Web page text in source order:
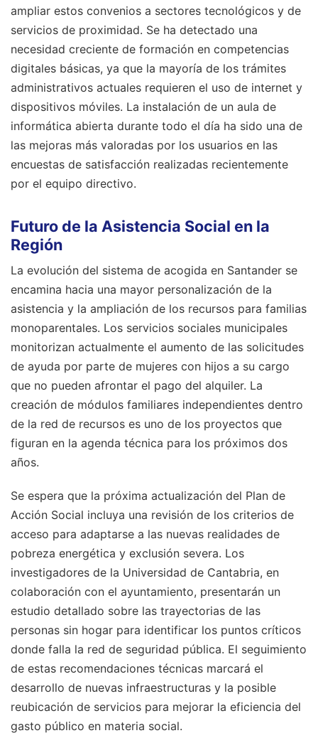
ampliar estos convenios a sectores tecnológicos y de
servicios de proximidad. Se ha detectado una
necesidad creciente de formación en competencias
digitales básicas, ya que la mayoría de los trámites
administrativos actuales requieren el uso de internet y
dispositivos móviles. La instalación de un aula de
informática abierta durante todo el día ha sido una de
las mejoras más valoradas por los usuarios en las
encuestas de satisfacción realizadas recientemente
por el equipo directivo.
Futuro de la Asistencia Social en la
Región
La evolución del sistema de acogida en Santander se
encamina hacia una mayor personalización de la
asistencia y la ampliación de los recursos para familias
monoparentales. Los servicios sociales municipales
monitorizan actualmente el aumento de las solicitudes
de ayuda por parte de mujeres con hijos a su cargo
que no pueden afrontar el pago del alquiler. La
creación de módulos familiares independientes dentro
de la red de recursos es uno de los proyectos que
figuran en la agenda técnica para los próximos dos
años.
Se espera que la próxima actualización del Plan de
Acción Social incluya una revisión de los criterios de
acceso para adaptarse a las nuevas realidades de
pobreza energética y exclusión severa. Los
investigadores de la Universidad de Cantabria, en
colaboración con el ayuntamiento, presentarán un
estudio detallado sobre las trayectorias de las
personas sin hogar para identificar los puntos críticos
donde falla la red de seguridad pública. El seguimiento
de estas recomendaciones técnicas marcará el
desarrollo de nuevas infraestructuras y la posible
reubicación de servicios para mejorar la eficiencia del
gasto público en materia social.